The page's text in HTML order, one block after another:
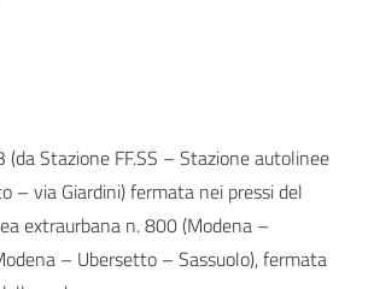
(da Stazione FF.SS – Stazione autolinee
– via Giardini) fermata nei pressi del
extraurbana n. 800 (Modena –
– Ubersetto – Sassuolo), fermata